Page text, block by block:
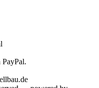
PayPal.